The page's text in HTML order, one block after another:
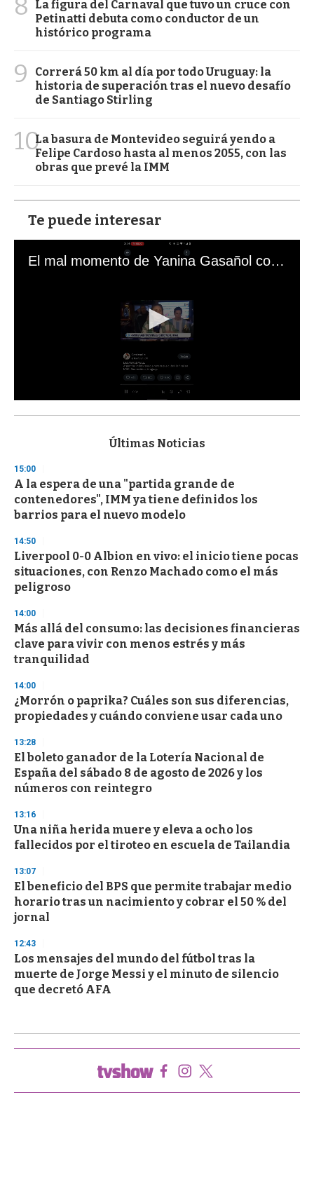
8
La figura del Carnaval que tuvo un cruce con
Petinatti debuta como conductor de un
histórico programa
9
Correrá 50 km al día por todo Uruguay: la
historia de superación tras el nuevo desafío
de Santiago Stirling
10La basura de Montevideo seguirá yendo a
Felipe Cardoso hasta al menos 2055, con las
obras que prevé la IMM
Te puede interesar
El mal momento de Yanina Gasañol con un hincha argentino en "Subrayado"
s
d
s
o
f
3
s
e
c
o
n
d
s
Últimas Noticias
15:00
A la espera de una "partida grande de
contenedores", IMM ya tiene definidos los
barrios para el nuevo modelo
14:50
Liverpool 0-0 Albion en vivo: el inicio tiene pocas
situaciones, con Renzo Machado como el más
peligroso
14:00
Más allá del consumo: las decisiones financieras
clave para vivir con menos estrés y más
tranquilidad
14:00
¿Morrón o paprika? Cuáles son sus diferencias,
propiedades y cuándo conviene usar cada uno
13:28
El boleto ganador de la Lotería Nacional de
España del sábado 8 de agosto de 2026 y los
números con reintegro
13:16
Una niña herida muere y eleva a ocho los
fallecidos por el tiroteo en escuela de Tailandia
13:07
El beneficio del BPS que permite trabajar medio
horario tras un nacimiento y cobrar el 50 % del
jornal
12:43
Los mensajes del mundo del fútbol tras la
muerte de Jorge Messi y el minuto de silencio
que decretó AFA